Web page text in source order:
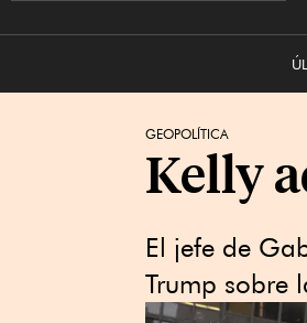
GEOPOLÍTICA
Kelly
El jefe de
Trump sobre